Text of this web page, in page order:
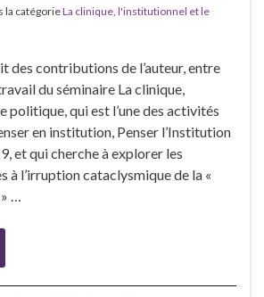
la catégorieLa clinique, l'institutionnel et le
des contributions de l’auteur, entre
du séminaire La clinique,
politique, qui est l’une des activités
en institution, Penser l’Institution
et qui cherche à explorer les
à l’irruption cataclysmique de la «
…